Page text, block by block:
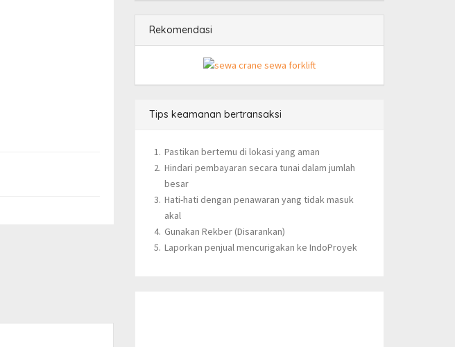
Rekomendasi
Tips keamanan bertransaksi
Pastikan bertemu di lokasi yang aman
Hindari pembayaran secara tunai dalam jumlah
besar
Hati-hati dengan penawaran yang tidak masuk
akal
Gunakan Rekber (Disarankan)
Laporkan penjual mencurigakan ke IndoProyek